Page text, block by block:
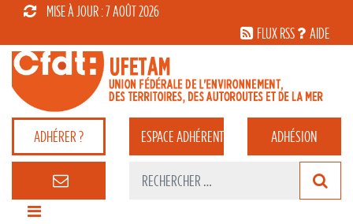
MISE À JOUR : 7 AOÛT 2026
FLUX RSS
AIDE
ADHÉRER ? ESPACEADHÉRENT ADHÉSION